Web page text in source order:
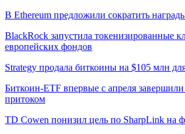
В Ethereum предложили сократить
BlackRock запустила токенизированные
европейских фондов
Strategy продала биткоины на $105 млн
Биткоин-ETF впервые с апреля
притоком
TD Cowen понизил цель по SharpLink на